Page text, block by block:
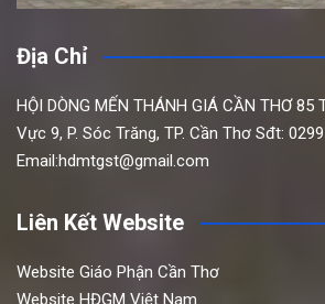
Địa Chỉ
HỘI DÒNG MẾN THÁNH GIÁ CẦN THƠ 85
Vực 9, P. Sóc Trăng, TP. Cần Thơ Sđt:
Email:hdmtgst@gmail.com
Liên Kết Website
Website Giáo Phận Cần Thơ
Website HĐGM Việt Nam